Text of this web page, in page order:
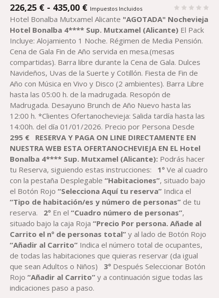
226,25 € - 435,00 €RANGO
DE
PRECIOS:
DESDE
226,25 €
HASTA
435,00 €
Impuestos Incluidos
Hotel Bonalba Mutxamel Alicante "AGOTADA" Nochevieja
Hotel Bonalba 4**** Sup. Mutxamel (Alicante) El Pack
Incluye: Alojamiento 1 Noche. Régimen de Media Pensión.
Cena de Gala Fin de Año servida en mesa.(mesas
compartidas). Barra libre durante la Cena de Gala. Dulces
Navideños, Uvas de la Suerte y Cotillón. Fiesta de Fin de
Año con Música en Vivo y Disco (2 ambientes). Barra Libre
hasta las 05:00 h. de la madrugada. Resopón de
Madrugada. Desayuno Brunch de Año Nuevo hasta las
12:00 h. *Clientes Ofertanochevieja: Salida tardía hasta las
14:00h. del día 01/01/2026. Precio por Persona Desde
295 €
RESERVA Y PAGA ON LINE DIRECTAMENTE EN
NUESTRA WEB ESTA OFERTANOCHEVIEJA EN EL Hotel
Bonalba 4**** Sup. Mutxamel (Alicante): Podrás hacer
tu Reserva, siguiendo estas instrucciones:
1ºVe al cuadro
con la pestaña Desplegable “Habitaciones”, situado bajo
el Botón Rojo“Selecciona Aquí tu reserva” Indica el
“Tipo de habitación/es y número de personas” de tu
reserva.
2º En el“Cuadro número de personas”,
situado bajo la caja Roja“Precio Por persona. Añade al
Carrito el nº de personas total”y al lado de Botón Rojo
“Añadir al Carrito” Indica el número total de ocupantes,
de todas las habitaciones que quieras reservar (da igual
que sean Adultos o Niños)
3º Después Seleccionar Botón
Rojo“Añadir al Carrito” y a continuación sigue todas las
indicaciones paso a paso.